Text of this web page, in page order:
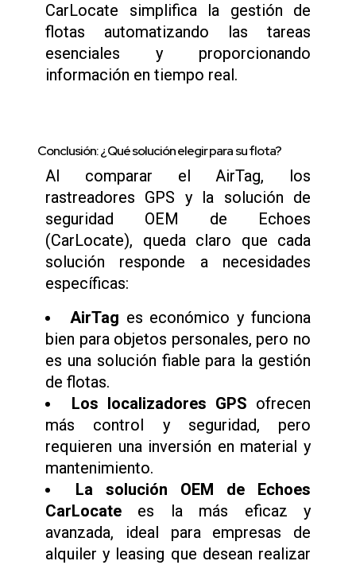
CarLocate simplifica la gestión de
flotas automatizando las tareas
esenciales y proporcionando
información en tiempo real.
Conclusión: ¿Qué solución elegir para su flota?
Al comparar el AirTag, los
rastreadores GPS y la solución de
seguridad OEM de Echoes
(CarLocate), queda claro que cada
solución responde a necesidades
específicas:
AirTag es económico y funciona
bien para objetos personales, pero no
es una solución fiable para la gestión
de flotas.
Los localizadores GPS ofrecen
más control y seguridad, pero
requieren una inversión en material y
mantenimiento.
La solución OEM de Echoes
CarLocate es la más eficaz y
avanzada, ideal para empresas de
alquiler y leasing que desean realizar